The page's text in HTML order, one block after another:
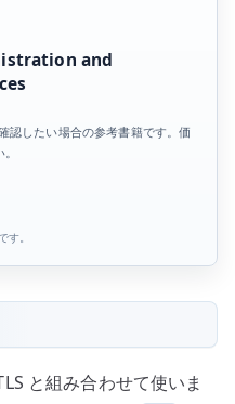
and
したい場合の参考書籍です。価
す。
と組み合わせて使いま